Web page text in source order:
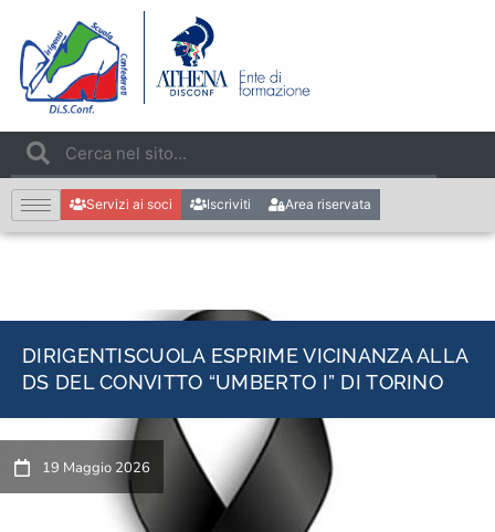
Servizi ai soci Iscriviti Area riservata
DIRIGENTISCUOLA ESPRIME VICINANZA ALLA
DS DEL CONVITTO “UMBERTO I” DI TORINO
19 Maggio 2026